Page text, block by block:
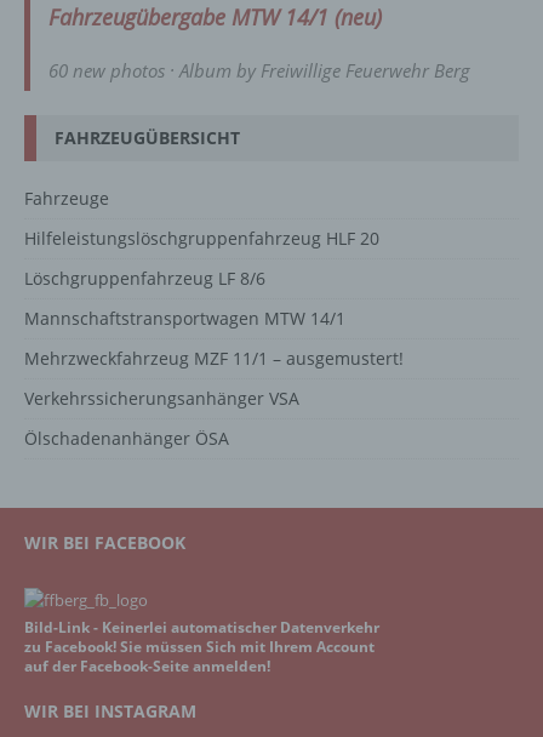
Fahrzeugübergabe MTW 14/1 (neu)
60 new photos · Album by Freiwillige Feuerwehr Berg
FAHRZEUGÜBERSICHT
Fahrzeuge
Hilfeleistungslöschgruppenfahrzeug HLF 20
Löschgruppenfahrzeug LF 8/6
Mannschaftstransportwagen MTW 14/1
Mehrzweckfahrzeug MZF 11/1 – ausgemustert!
Verkehrssicherungsanhänger VSA
Ölschadenanhänger ÖSA
WIR BEI FACEBOOK
Bild-Link - Keinerlei automatischer Datenverkehr
zu Facebook! Sie müssen Sich mit Ihrem Account
auf der Facebook-Seite anmelden!
WIR BEI INSTAGRAM